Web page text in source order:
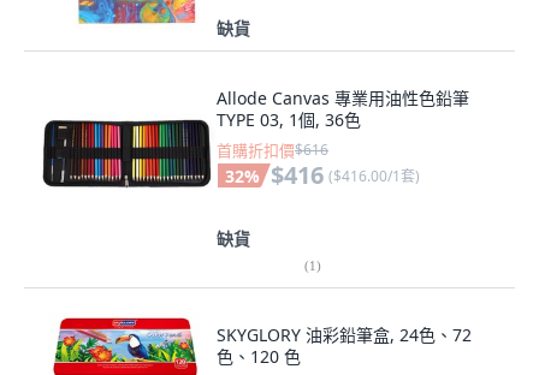
缺貨
Allode Canvas 專業用油性色鉛筆
TYPE 03, 1個, 36色
首購折扣價$616
32% $416 ($416.00/1套)
缺貨
(1)
SKYGLORY 油彩鉛筆盒, 24色、72
色、120 色